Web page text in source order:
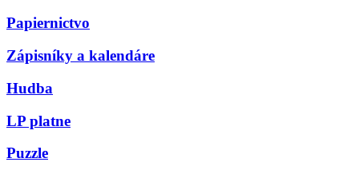
Papiernictvo
Zápisníky a kalendáre
Hudba
LP platne
Puzzle